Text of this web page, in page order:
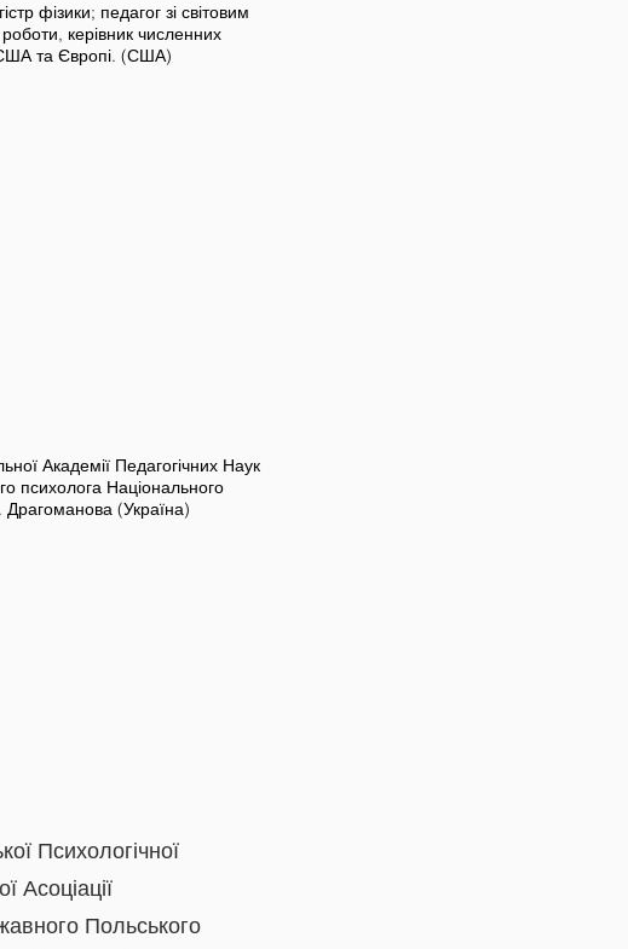
фізики; педагог зі світовим
керівник численних
США та Європі. (США)
Академії Педагогічних Наук
психолога Національного
Драгоманова (Україна)
Психологічної
Асоціації
Польського